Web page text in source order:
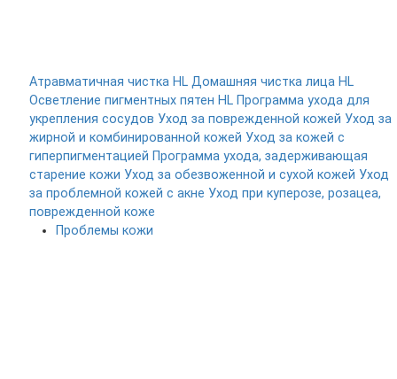
Атравматичная чистка HL Домашняя чистка лица HL
Осветление пигментных пятен HL Программа ухода для
укрепления сосудов Уход за поврежденной кожей Уход за
жирной и комбинированной кожей Уход за кожей с
гиперпигментацией Программа ухода, задерживающая
старение кожи Уход за обезвоженной и сухой кожей Уход
за проблемной кожей с акне Уход при куперозе, розацеа,
поврежденной коже
Проблемы кожи